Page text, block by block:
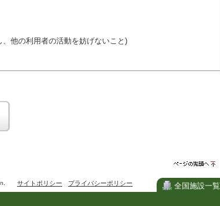
他の利用者の活動を妨げないこと)
用
用(団体が施設内及び施設を利用しながら他の利用者と、地
とならないようご協力ください。
頭へ
サイトポリシー プライバシーポリシー 全国施設一覧